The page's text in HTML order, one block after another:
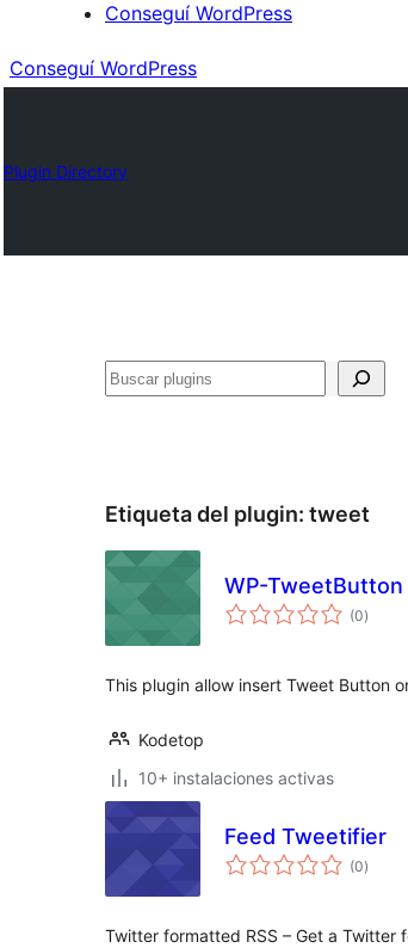
Conseguí WordPress
Conseguí WordPress
Plugin Directory
Buscar
Etiqueta del plugin: tweet
WP-TweetButton
(0total
de
)
This plugin allow insert Tweet Button
Kodetop
10+ instalaciones activas
Feed Tweetifier
(0total
de
)
Twitter formatted RSS – Get a